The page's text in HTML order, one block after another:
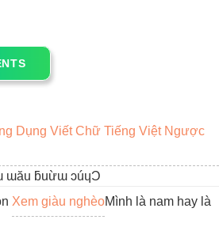
Dụng Viết Chữ Tiếng Việt Ngược
ɯău ƃuừɯ ɔúɥƆ
Xem giàu nghèoMình là nam hay là